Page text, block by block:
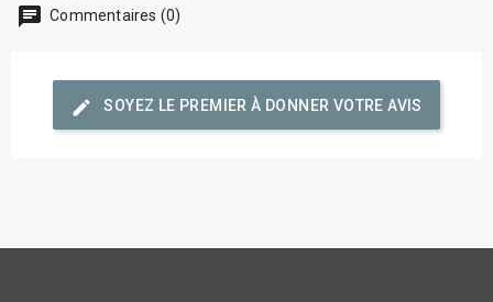
chat Commentaires (0)
edit SOYEZ LE PREMIER À DONNER VOTRE AVIS